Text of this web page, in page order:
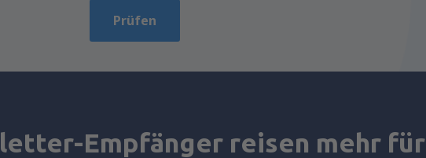
Prüfen
Empfänger reisen mehr für